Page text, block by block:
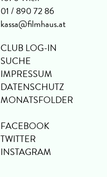
01 / 890 72 86
kassa@filmhaus.at
CLUB LOG-IN
SUCHE
IMPRESSUM
DATENSCHUTZ
MONATSFOLDER
FACEBOOK
TWITTER
INSTAGRAM